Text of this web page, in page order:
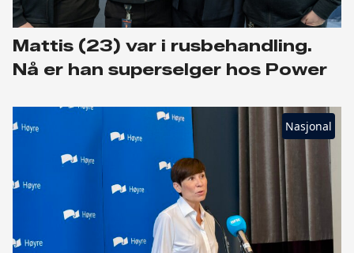
Mattis (23) var i rusbehandling.
Nå er han superselger hos Power
Nasjonal